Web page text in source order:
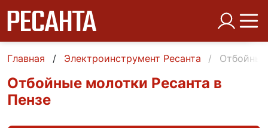
Главная Электроинструмент Ресанта
Отбойные молотки Ресанта в
Пензе